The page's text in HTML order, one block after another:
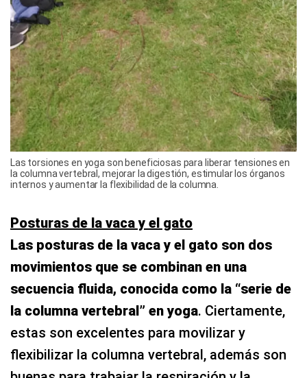
Las torsiones en yoga son beneficiosas para liberar tensiones en
la columna vertebral, mejorar la digestión, estimular los órganos
internos y aumentar la flexibilidad de la columna.
Posturas de la vaca y el gato
Las posturas de la vaca y el gato son dos
secuencia fluida, conocida como la “serie de
la columna vertebral” en yoga. Ciertamente,
estas son excelentes para movilizar y
flexibilizar la columna vertebral, además son
buenas para trabajar la respiración y la
relajación. En primer lugar, colócate en una
posición de cuatro patas en el suelo, con las